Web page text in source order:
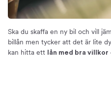
Jämför billån
Så väljer du ett billån
Jämför billån idag
Om tjänsten
Ska du skaffa en ny bil och vill
billån men tycker att det är lite
kan hitta ett
lån med bra villkor